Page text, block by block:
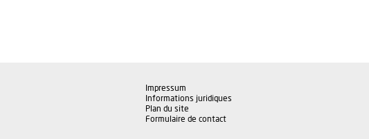
Impressum
Informations juridiques
Plan du site
Formulaire de contact